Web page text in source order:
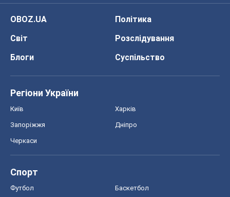
OBOZ.UA
Політика
Світ
Розслідування
Блоги
Суспільство
Регіони України
Київ Харків
Запоріжжя Дніпро
Черкаси
Спорт
Футбол Баскетбол